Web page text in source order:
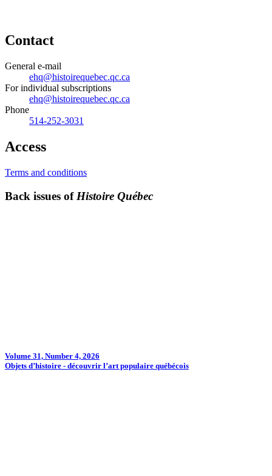
Contact
General e-mail
ehq@histoirequebec.qc.ca
For individual subscriptions
ehq@histoirequebec.qc.ca
Phone
514-252-3031
Access
Terms and conditions
Back issues of Histoire Québec
Volume 31, Number 4, 2026
Objets d’histoire - découvrir l’art populaire québécois